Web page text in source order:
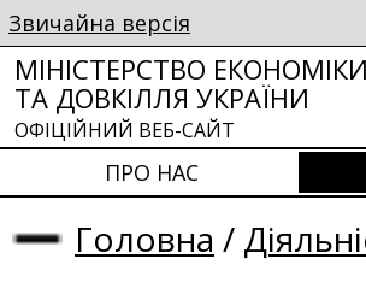
Звичайна версія
МІНІСТЕРСТВО ЕКОНОМІКИ
ТА ДОВКІЛЛЯ УКРАЇНИ
ОФІЦІЙНИЙ ВЕБ-САЙТ
ПРО НАС
Головна /